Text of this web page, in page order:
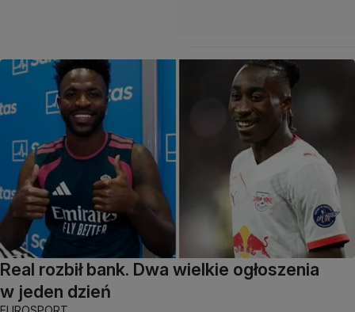
Real rozbił bank. Dwa wielkie ogłoszenia
w jeden dzień